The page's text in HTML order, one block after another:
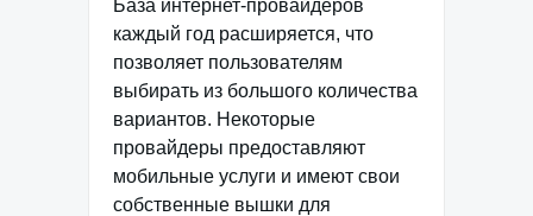
База интернет-провайдеров
каждый год расширяется, что
позволяет пользователям
выбирать из большого количества
вариантов. Некоторые
провайдеры предоставляют
мобильные услуги и имеют свои
собственные вышки для